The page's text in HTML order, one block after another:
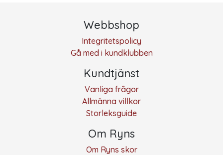
Webbshop
Integritetspolicy
Gå med i kundklubben
Kundtjänst
Vanliga frågor
Allmänna villkor
Storleksguide
Om Ryns
Om Ryns skor